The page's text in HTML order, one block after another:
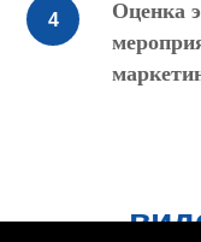
Оценка